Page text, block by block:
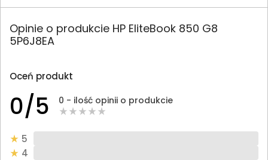
Opinie o produkcie HP EliteBook 850 G8
5P6J8EA
Oceń produkt
0/5 0 - ilość opinii o produkcie
5
4